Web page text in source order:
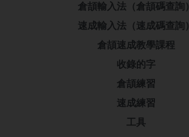
倉頡輸入法（倉頡碼查詢）
速成輸入法（速成碼查詢）
倉頡速成教學課程
收錄的字
倉頡練習
速成練習
工具